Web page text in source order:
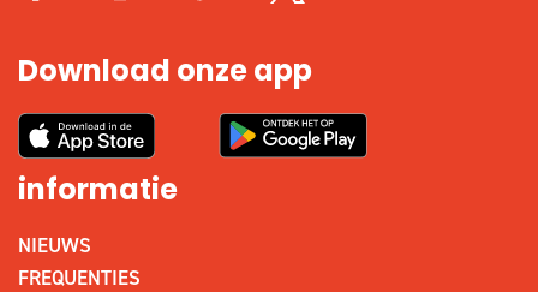
Download onze app
informatie
NIEUWS
FREQUENTIES